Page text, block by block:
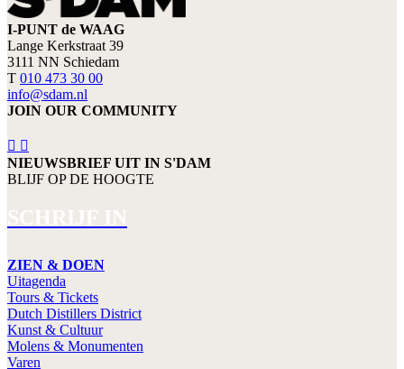
I-PUNT de WAAG
Lange Kerkstraat 39
3111 NN Schiedam
T 010 473 30 00
info@sdam.nl
JOIN OUR COMMUNITY
NIEUWSBRIEF UIT IN S'DAM
BLIJF OP DE HOOGTE
SCHRIJF IN
ZIEN & DOEN
Uitagenda
Tours & Tickets
Dutch Distillers District
Kunst & Cultuur
Molens & Monumenten
Varen